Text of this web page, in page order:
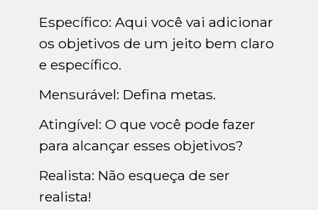
Específico: Aqui você vai adicionar
os objetivos de um jeito bem claro
e específico.
Mensurável: Defina metas.
Atingível: O que você pode fazer
para alcançar esses objetivos?
Realista: Não esqueça de ser
realista!